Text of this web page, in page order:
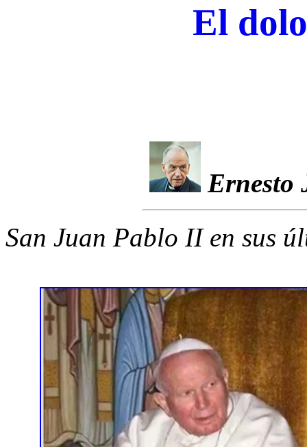
El
Ernesto
San Juan Pablo II en sus